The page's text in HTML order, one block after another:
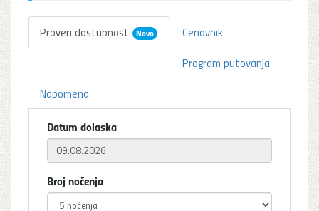
Proveri dostupnost Novo
Cenovnik
Program putovanja
Napomena
Datum dolaska
Broj noćenja